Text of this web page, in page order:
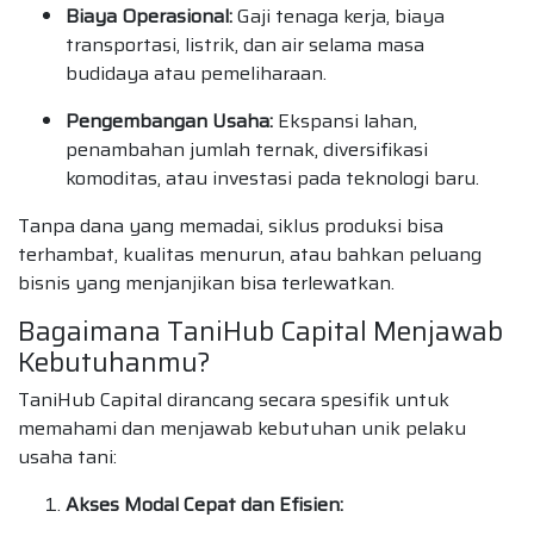
Biaya Operasional:Gaji tenaga kerja, biaya
transportasi, listrik, dan air selama masa
budidaya atau pemeliharaan.
Pengembangan Usaha: Ekspansi lahan,
penambahan jumlah ternak, diversifikasi
komoditas, atau investasi pada teknologi baru.
Tanpa dana yang memadai, siklus produksi bisa
terhambat, kualitas menurun, atau bahkan peluang
bisnis yang menjanjikan bisa terlewatkan.
Bagaimana TaniHub Capital Menjawab
Kebutuhanmu?
TaniHub Capital dirancang secara spesifik untuk
memahami dan menjawab kebutuhan unik pelaku
usaha tani:
Akses Modal Cepat dan Efisien: